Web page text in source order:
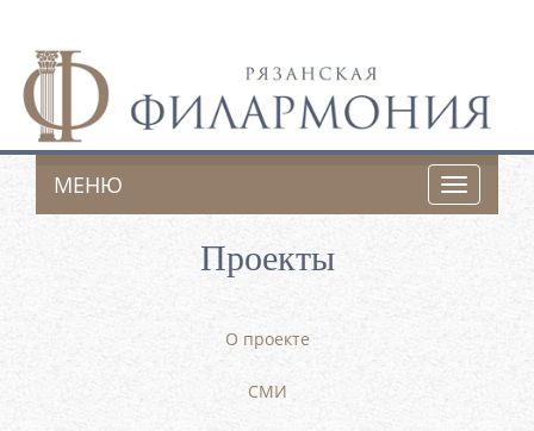
Toggle
МЕНЮ
Проекты
О проекте
СМИ